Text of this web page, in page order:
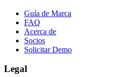
Guía de Marca
FAQ
Acerca de
Socios
Solicitar Demo
Legal